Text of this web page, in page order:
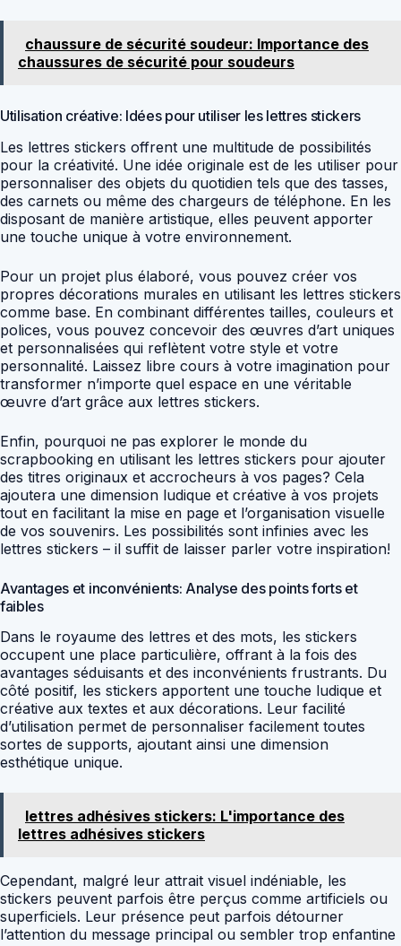
chaussure de sécurité soudeur: Importance des
chaussures de sécurité pour soudeurs
Utilisation créative: Idées pour utiliser les lettres stickers
Les lettres stickers offrent une multitude de possibilités
pour la créativité. Une idée originale est de les utiliser pour
personnaliser des objets du quotidien tels que des tasses,
des carnets ou même des chargeurs de téléphone. En les
disposant de manière artistique, elles peuvent apporter
une touche unique à votre environnement.
Pour un projet plus élaboré, vous pouvez créer vos
propres décorations murales en utilisant les lettres stickers
comme base. En combinant différentes tailles, couleurs et
polices, vous pouvez concevoir des œuvres d’art uniques
et personnalisées qui reflètent votre style et votre
personnalité. Laissez libre cours à votre imagination pour
transformer n’importe quel espace en une véritable
œuvre d’art grâce aux lettres stickers.
Enfin, pourquoi ne pas explorer le monde du
scrapbooking en utilisant les lettres stickers pour ajouter
des titres originaux et accrocheurs à vos pages? Cela
ajoutera une dimension ludique et créative à vos projets
tout en facilitant la mise en page et l’organisation visuelle
de vos souvenirs. Les possibilités sont infinies avec les
lettres stickers – il suffit de laisser parler votre inspiration!
Avantages et inconvénients: Analyse des points forts et
faibles
Dans le royaume des lettres et des mots, les stickers
occupent une place particulière, offrant à la fois des
avantages séduisants et des inconvénients frustrants. Du
côté positif, les stickers apportent une touche ludique et
créative aux textes et aux décorations. Leur facilité
d’utilisation permet de personnaliser facilement toutes
sortes de supports, ajoutant ainsi une dimension
esthétique unique.
lettres adhésives stickers: L'importance des
lettres adhésives stickers
Cependant, malgré leur attrait visuel indéniable, les
stickers peuvent parfois être perçus comme artificiels ou
superficiels. Leur présence peut parfois détourner
l’attention du message principal ou sembler trop enfantine